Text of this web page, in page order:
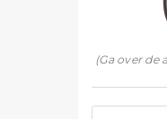
(Ga over de